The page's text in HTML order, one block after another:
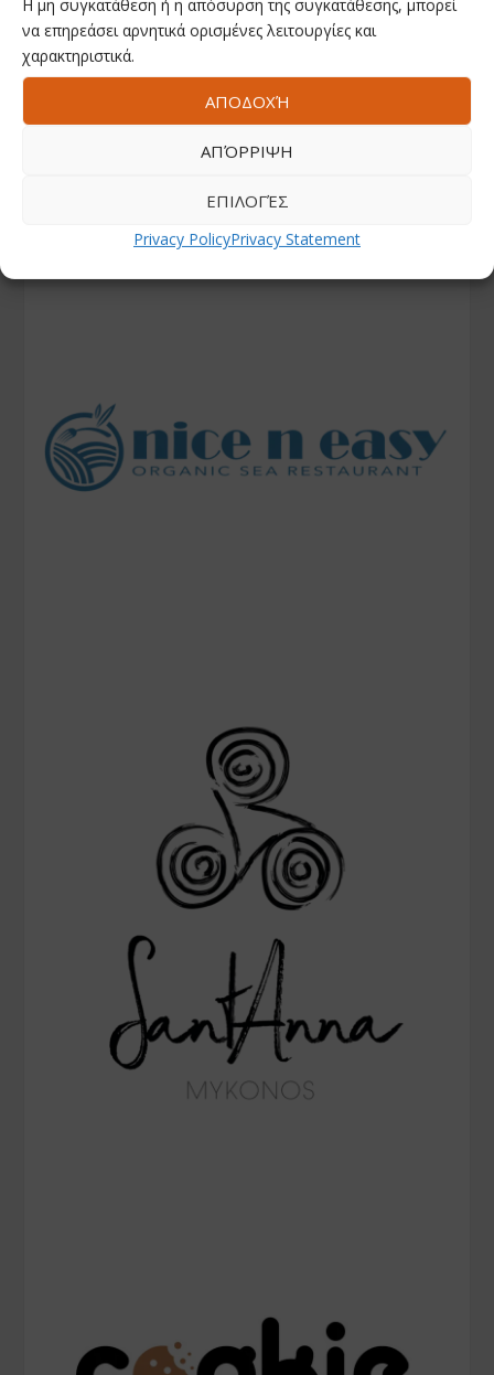
Η μη συγκατάθεση ή η απόσυρση της συγκατάθεσης, μπορεί
να επηρεάσει αρνητικά ορισμένες λειτουργίες και
χαρακτηριστικά.
ΑΠΟΔΟΧΉ
ΑΠΌΡΡΙΨΗ
ΕΠΙΛΟΓΈΣ
Privacy PolicyPrivacy Statement